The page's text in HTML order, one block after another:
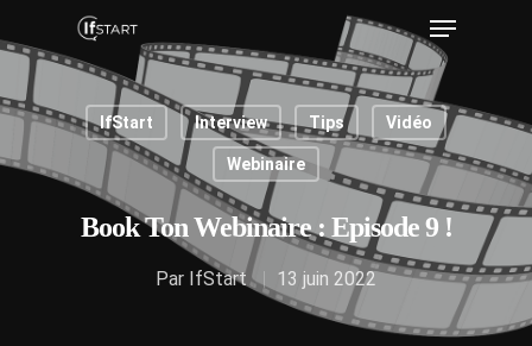
Hit enter to search or ESC to close
IfStart Interview Tips Vidéo
Webinaire
Book Ton Webinaire : Episode 9 !
Par IfStart 13 juin 2022